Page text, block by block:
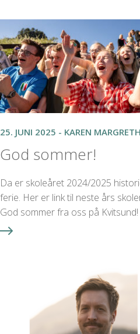
25. JUNI 2025 - KAREN
God sommer!
Da er skoleåret 2024/2025
ferie. Her er link til neste års
God sommer fra oss på Kvitsund!